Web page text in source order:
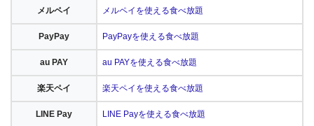
メルペイ メルペイを使える食べ放題
PayPay PayPayを使える食べ放題
au PAY au PAYを使える食べ放題
楽天ペイ 楽天ペイを使える食べ放題
LINE Pay LINE Payを使える食べ放題